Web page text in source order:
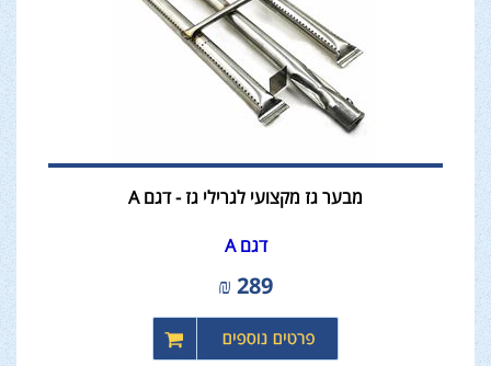
מבער גז מקצועי לגרילי גז - דגם A
דגם A
289
₪